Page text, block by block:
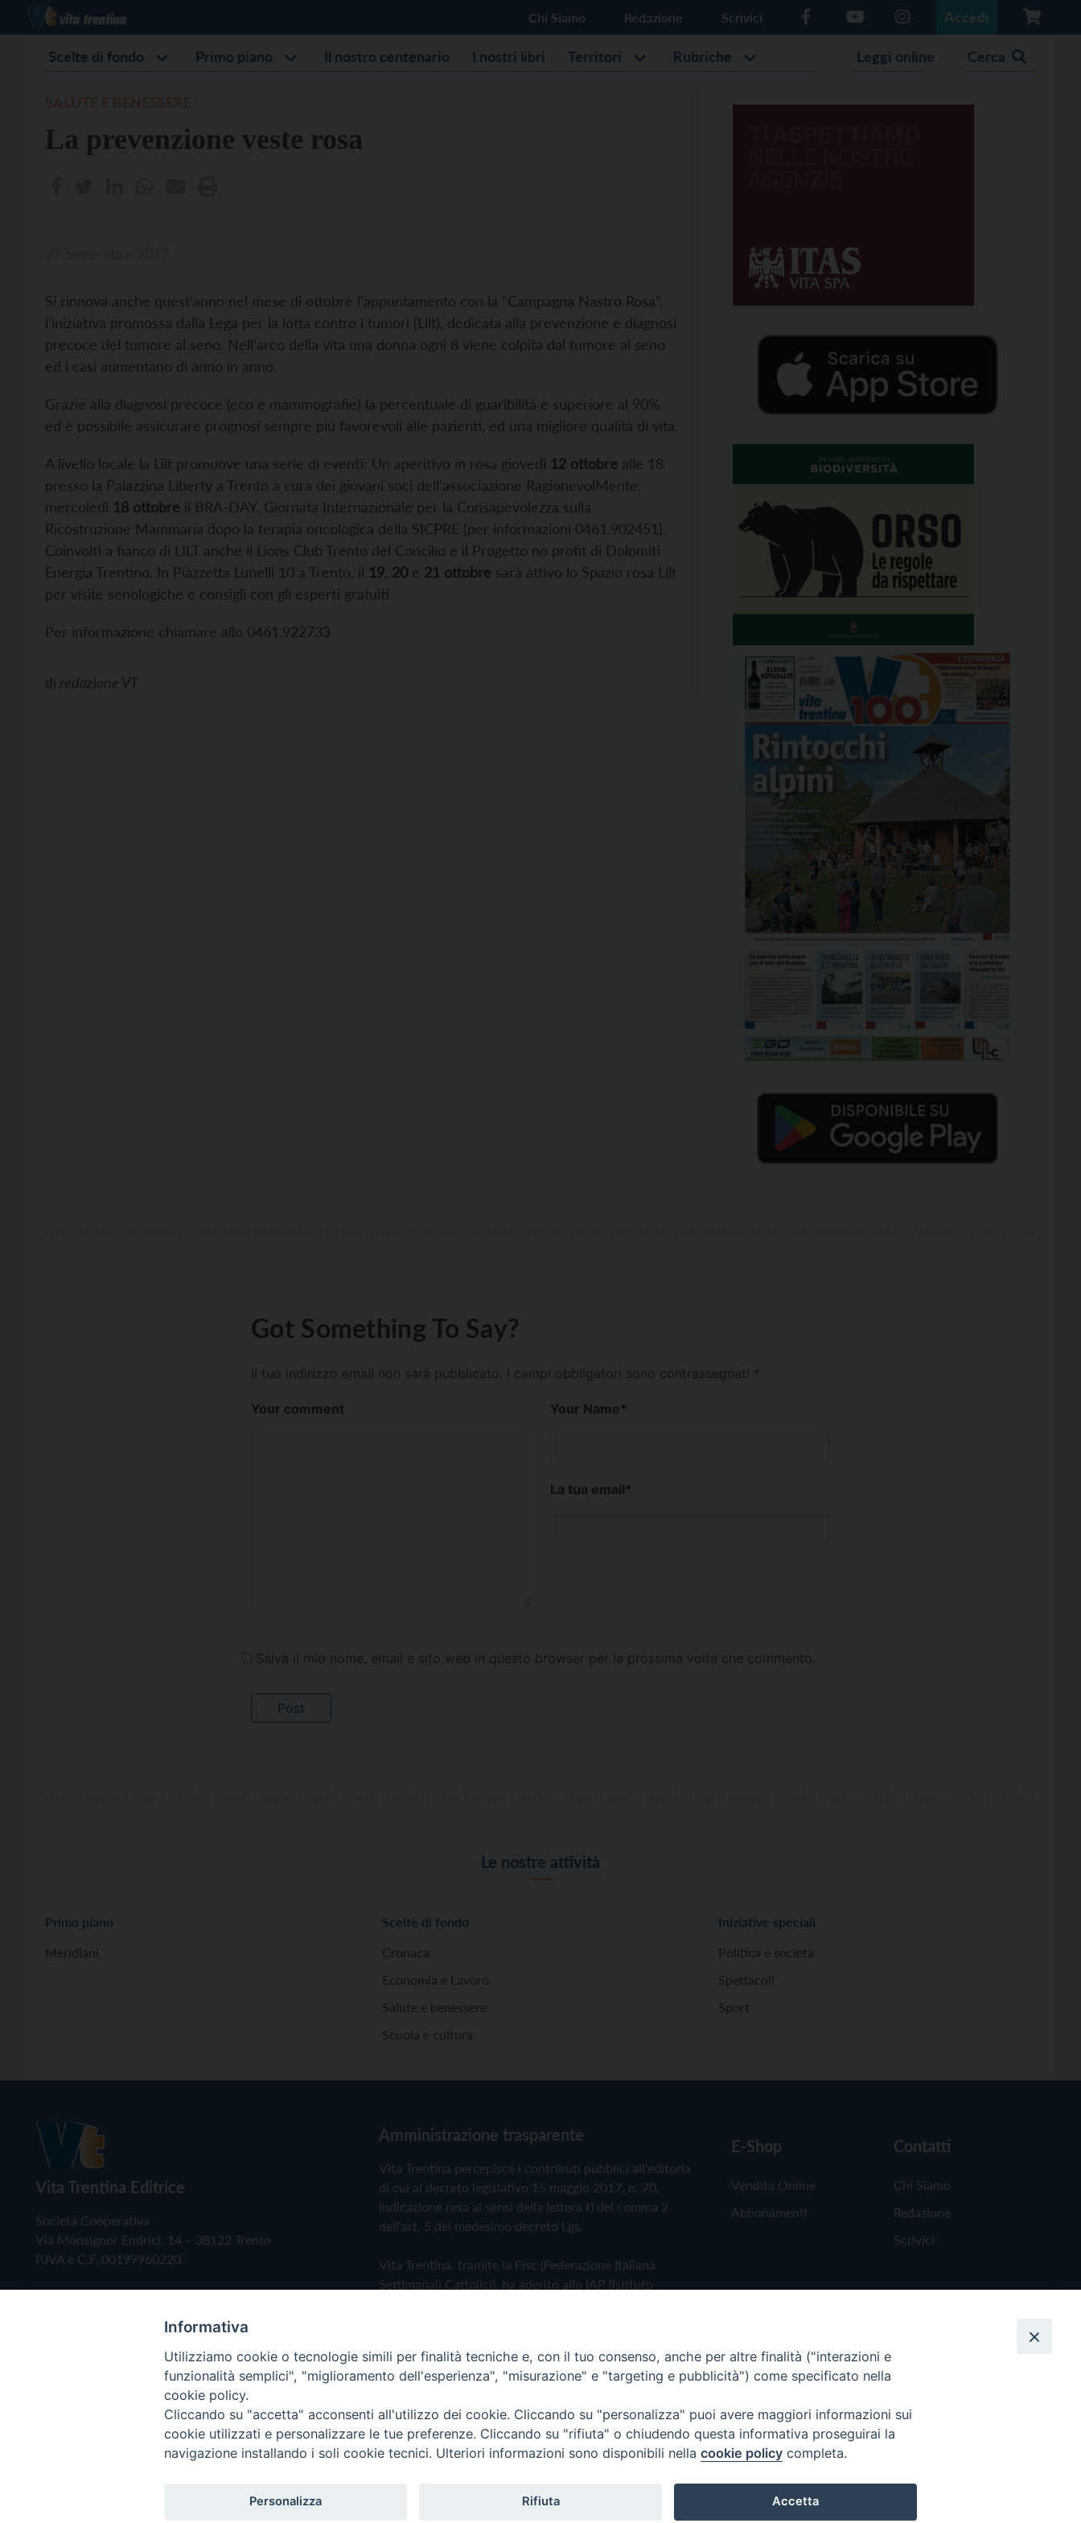
Chi Siamo Redazione Scrivici Accedi
Scelte di fondo Primo piano Il nostro centenario I nostri libri Territori Rubriche Leggi online Cerca
La prevenzione veste rosa
Si rinnova anche quest’anno nel mese di ottobre l'appuntamento con la “Campagna Nastro Rosa”,
l’iniziativa promossa dalla Lega per la lotta contro i tumori (Lilt), dedicata alla prevenzione e diagnosi
precoce del tumore al seno. Nell’arco della vita una donna ogni 8 viene colpita dal tumore al seno
ed i casi aumentano di anno in anno.
Grazie alla diagnosi precoce (eco e mammografie) la percentuale di guaribilità è superiore al 90%
ed è possibile assicurare prognosi sempre più favorevoli alle pazienti, ed una migliore qualità di vita.
A livello locale la Lilt promuove una serie di eventi: Un aperitivo in rosa giovedì 12 ottobre alle 18
presso la Palazzina Liberty a Trento a cura dei giovani soci dell’associazione RagionevolMente;
mercoledì 18 ottobre il BRA-DAY, Giornata Internazionale per la Consapevolezza sulla
Ricostruzione Mammaria dopo la terapia oncologica della SICPRE (per informazioni 0461.902451).
Coinvolti a fianco di LILT anche il Lions Club Trento del Concilio e il Progetto no profit di Dolomiti
Energia Trentino. In Piazzetta Lunelli 10 a Trento, il 19 20 e 21 ottobre sarà attivo lo Spazio rosa Lilt
per visite senologiche e consigli con gli esperti gratuiti
Per informazione chiamare allo 0461.922733
di redazione VT
Got Something To Say?
Il tuo indirizzo email non sarà pubblicato. I campi obbligatori sono contrassegnati *
Your comment Your Name*
La tua email*
Salva il mio nome, email e sito web in questo browser per la prossima volta che commento.
Le nostre attività
Primo piano
Meridiani
Scelte di fondo
Cronaca
Economia e Lavoro
Salute e benessere
Scuola e cultura
Iniziative speciali
Politica e società
Spettacoli
Sport
Vita Trentina Editrice
Società Cooperativa
Via Monsignor Endrici, 14 – 38122 Trento
P.IVA e C.F. 00199960220
Amministrazione trasparente
Vita Trentina percepisce i contributi pubblici all'editoria
di cui al decreto legislativo 15 maggio 2017, n. 70.
Indicazione resa ai sensi della lettera f) del comma 2
dell'art. 5 del medesimo decreto Lgs.
Vita Trentina, tramite la Fisc (Federazione Italiana
Settimanali Cattolici), ha aderito allo IAP (Istituto
Privacy Policy Cookie Policy
E-Shop
Vendita Online
Abbonamenti
Contatti
Chi Siamo
Redazione
Scrivici
Copyright © 2019 - Tutti i diritti riservati - Vita Trentina Editrice
Informativa
Utilizziamo cookie o tecnologie simili per finalità tecniche e, con il tuo consenso, anche per altre finalità ("interazioni e
funzionalità semplici", "miglioramento dell'esperienza", "misurazione" e "targeting e pubblicità") come specificato nella
cookie policy.
Cliccando su "accetta" acconsenti all'utilizzo dei cookie. Cliccando su "personalizza" puoi avere maggiori informazioni sui
cookie utilizzati e personalizzare le tue preferenze. Cliccando su "rifiuta" o chiudendo questa informativa proseguirai la
navigazione installando i soli cookie tecnici. Ulteriori informazioni sono disponibili nella cookie policy completa.
Personalizza Rifiuta Accetta